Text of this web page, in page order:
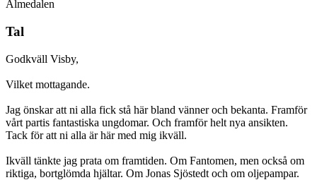
Almedalen
Tal
Godkväll Visby,
Vilket mottagande.
Jag önskar att ni alla fick stå här bland vänner och bekanta. Framför
vårt partis fantastiska ungdomar. Och framför helt nya ansikten.
Tack för att ni alla är här med mig ikväll.
Ikväll tänkte jag prata om framtiden. Om Fantomen, men också om
riktiga, bortglömda hjältar. Om Jonas Sjöstedt och om oljepampar.